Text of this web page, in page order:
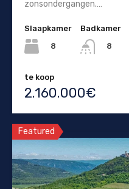
zonsondergangen.…
Slaapkamer
8
Badkamer
8
te koop
2.160.000€
Featured